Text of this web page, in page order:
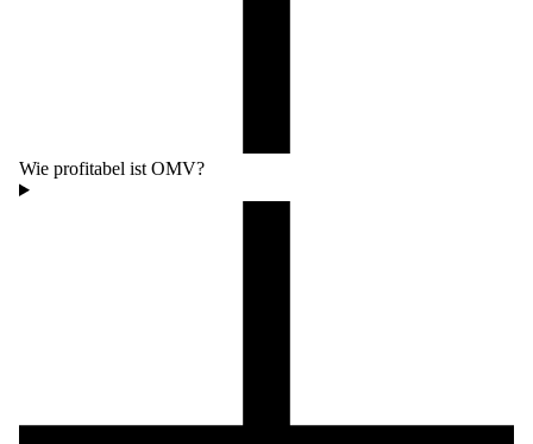
Wie profitabel ist OMV?